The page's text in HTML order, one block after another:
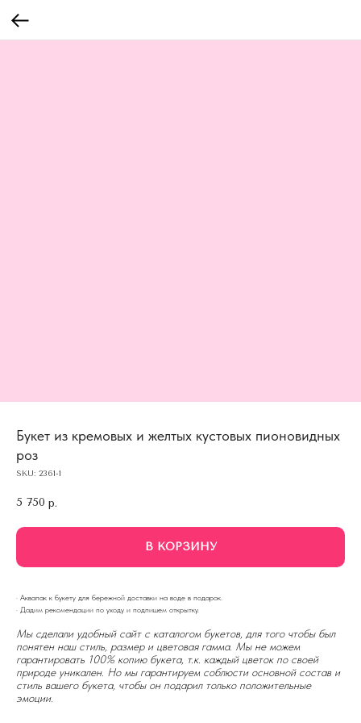
Букет из кремовых и желтых кустовых пионовидных
роз
SKU: 2361-1
5 750 р.
В КОРЗИНУ
· Аквапак к букету для бережной доставки на воде в подарок.
· Дадим рекомендации по уходу и подпишем открытку.
Мы сделали удобный сайт с каталогом букетов, для того чтобы был
понятен наш стиль, размер и цветовая гамма. Мы не можем
гарантировать 100% копию букета, т.к. каждый цветок по своей
природе уникален. Но мы гарантируем соблюсти основной состав и
стиль вашего букета, чтобы он подарил только положительные
эмоции.